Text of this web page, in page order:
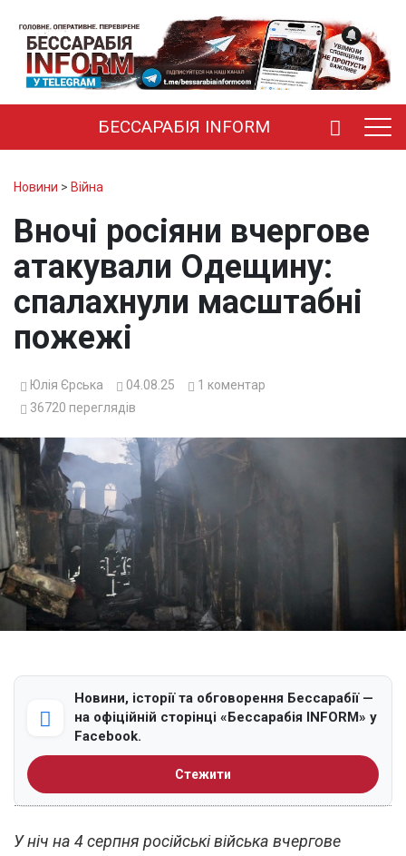
БЕССАРАБІЯ INFORM
Новини > Війна
Вночі росіяни вчергове
атакували Одещину:
спалахнули масштабні
пожежі
Юлія Єрська 04.08.25 1 коментар
36720 переглядів
Новини, історії та обговорення Бессарабії —
на офіційній сторінці «Бессарабія INFORM» у
Facebook.
Стежити
У ніч на 4 серпня російські війська вчергове